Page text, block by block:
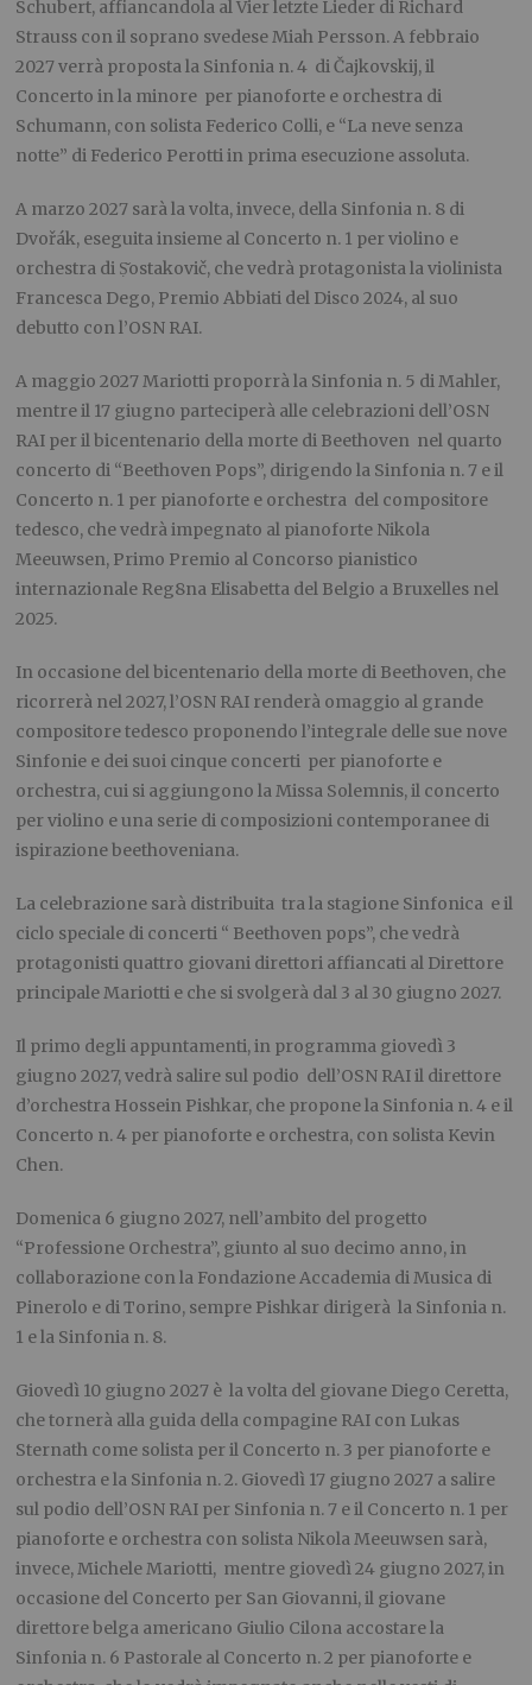
Schubert, affiancandola al Vier letzte Lieder di Richard
Strauss con il soprano svedese Miah Persson. A febbraio
2027 verrà proposta la Sinfonia n. 4 di Čajkovskij, il
Concerto in la minore per pianoforte e orchestra di
Schumann, con solista Federico Colli, e “La neve senza
notte” di Federico Perotti in prima esecuzione assoluta.
A marzo 2027 sarà la volta, invece, della Sinfonia n. 8 di
Dvořák, eseguita insieme al Concerto n. 1 per violino e
orchestra di Ṣ̌ostakovič, che vedrà protagonista la violinista
Francesca Dego, Premio Abbiati del Disco 2024, al suo
debutto con l’OSN RAI.
A maggio 2027 Mariotti proporrà la Sinfonia n. 5 di Mahler,
mentre il 17 giugno parteciperà alle celebrazioni dell’OSN
RAI per il bicentenario della morte di Beethoven nel quarto
concerto di “Beethoven Pops”, dirigendo la Sinfonia n. 7 e il
Concerto n. 1 per pianoforte e orchestra del compositore
tedesco, che vedrà impegnato al pianoforte Nikola
Meeuwsen, Primo Premio al Concorso pianistico
internazionale Reg8na Elisabetta del Belgio a Bruxelles nel
2025.
In occasione del bicentenario della morte di Beethoven, che
ricorrerà nel 2027, l’OSN RAI renderà omaggio al grande
compositore tedesco proponendo l’integrale delle sue nove
Sinfonie e dei suoi cinque concerti per pianoforte e
orchestra, cui si aggiungono la Missa Solemnis, il concerto
per violino e una serie di composizioni contemporanee di
ispirazione beethoveniana.
La celebrazione sarà distribuita tra la stagione Sinfonica e il
ciclo speciale di concerti “ Beethoven pops”, che vedrà
protagonisti quattro giovani direttori affiancati al Direttore
principale Mariotti e che si svolgerà dal 3 al 30 giugno 2027.
Il primo degli appuntamenti, in programma giovedì 3
giugno 2027, vedrà salire sul podio dell’OSN RAI il direttore
d’orchestra Hossein Pishkar, che propone la Sinfonia n. 4 e il
Concerto n. 4 per pianoforte e orchestra, con solista Kevin
Chen.
Domenica 6 giugno 2027, nell’ambito del progetto
“Professione Orchestra”, giunto al suo decimo anno, in
collaborazione con la Fondazione Accademia di Musica di
Pinerolo e di Torino, sempre Pishkar dirigerà la Sinfonia n.
1 e la Sinfonia n. 8.
Giovedì 10 giugno 2027 è la volta del giovane Diego Ceretta,
che tornerà alla guida della compagine RAI con Lukas
Sternath come solista per il Concerto n. 3 per pianoforte e
orchestra e la Sinfonia n. 2. Giovedì 17 giugno 2027 a salire
sul podio dell’OSN RAI per Sinfonia n. 7 e il Concerto n. 1 per
pianoforte e orchestra con solista Nikola Meeuwsen sarà,
invece, Michele Mariotti, mentre giovedì 24 giugno 2027, in
occasione del Concerto per San Giovanni, il giovane
direttore belga americano Giulio Cilona accostare la
Sinfonia n. 6 Pastorale al Concerto n. 2 per pianoforte e